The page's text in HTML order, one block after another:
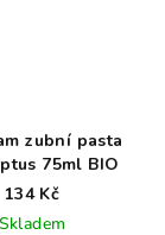
zubní pasta
75ml BIO
134 Kč
Skladem